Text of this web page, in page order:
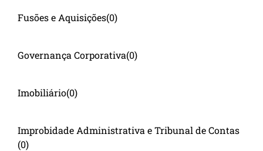
Fusões e Aquisições(0)
Governança Corporativa(0)
Imobiliário(0)
Improbidade Administrativa e Tribunal de Contas
(0)